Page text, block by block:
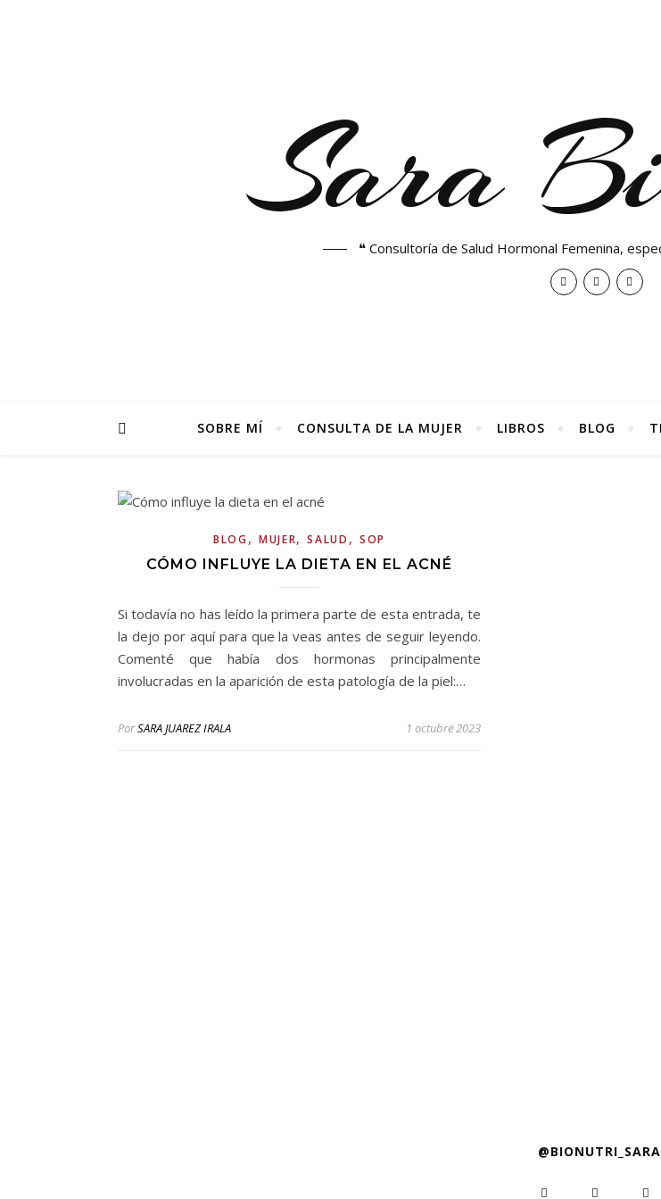
Sara
❝ Consultoría de Salud Hormonal Femenina,
SOBRE MÍ CONSULTA DE LA MUJER LIBROS BLOG
BLOG, MUJER,SALUD , SOP
CÓMO INFLUYE LA DIETA EN EL ACNÉ
Si todavía no has leído la primera parte de esta entrada, te
la dejo por aquí para que la veas antes de seguir leyendo.
Comenté que había dos hormonas principalmente
involucradas en la aparición de esta patología de la piel:…
PorSARA JUAREZ IRALA 1 octubre 2023
@BIONUTRI_SARA